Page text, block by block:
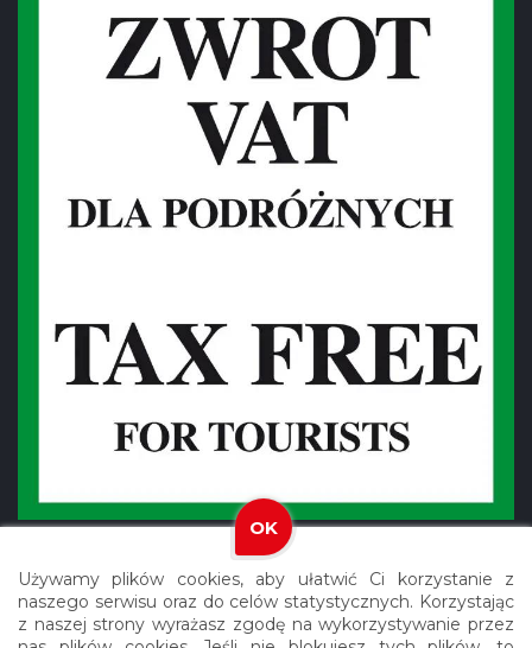
Używamy plików cookies, aby ułatwić Ci korzystanie z
naszego serwisu oraz do celów statystycznych. Korzystając
z naszej strony wyrażasz zgodę na wykorzystywanie przez
OK